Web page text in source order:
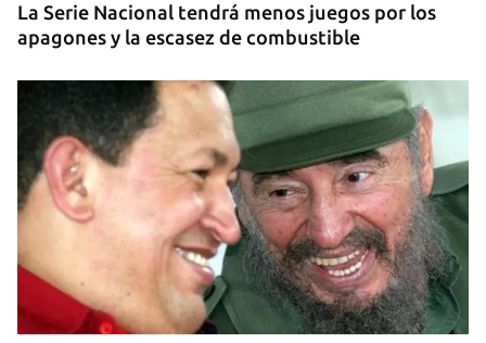
La Serie Nacional tendrá menos juegos por los
apagones y la escasez de combustible